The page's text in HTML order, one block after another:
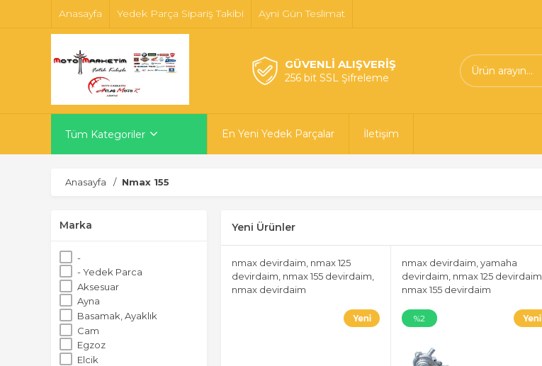
Anasayfa Yedek Parça Sipariş Takibi Ayni Gün Teslimat
GÜVENLİ ALIŞVERİŞ
256 bit SSL Şifreleme
Tüm Kategoriler En Yeni Yedek Parçalar İletişim
Anasayfa Nmax 155
Marka
-
- Yedek Parca
Aksesuar
Ayna
Basamak, Ayaklık
Cam
Egzoz
Elcik
Yeni Ürünler
nmax devirdaim, nmax 125
devirdaim, nmax 155 devirdaim,
nmax devirdaim
nmax devirdaim, yamaha
devirdaim, nmax 125 devirdaim,
nmax 155 devirdaim
%2